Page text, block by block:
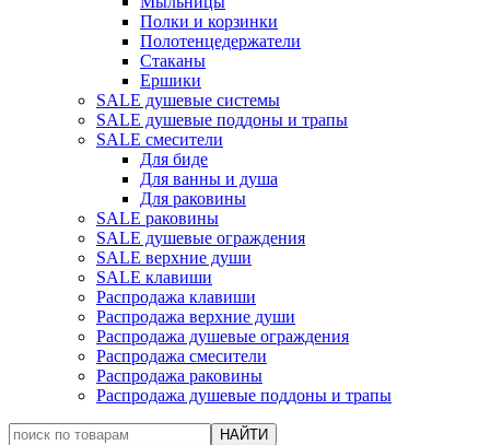
Полки и корзинки
Полотенцедержатели
Стаканы
Ершики
SALE душевые системы
SALE душевые поддоны и трапы
SALE смесители
Для биде
Для ванны и душа
Для раковины
SALE раковины
SALE душевые ограждения
SALE верхние души
SALE клавиши
Распродажа клавиши
Распродажа верхние души
Распродажа душевые ограждения
Распродажа смесители
Распродажа раковины
Распродажа душевые поддоны и трапы